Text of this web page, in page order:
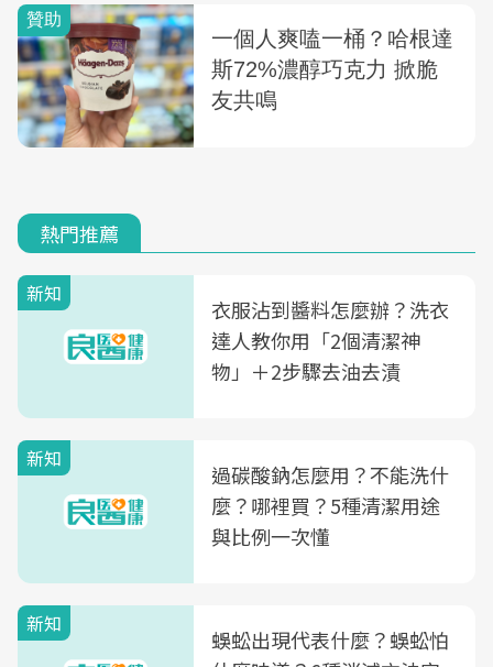
熱門推薦
新知
衣服沾到醬料怎麼辦？洗衣
達人教你用「2個清潔神
物」＋2步驟去油去漬
新知
過碳酸鈉怎麼用？不能洗什
麼？哪裡買？5種清潔用途
與比例一次懂
新知
蜈蚣出現代表什麼？蜈蚣怕